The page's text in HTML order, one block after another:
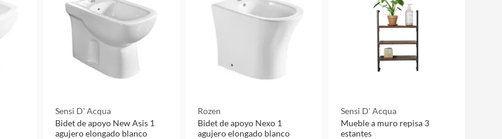
Sensi D' Acqua
Bidet de apoyo New Asis 1
agujero elongado blanco
Rozen
Bidet de apoyo Nexo 1
agujero elongado blanco
Sensi D' Acqua
Mueble a muro repisa 3
estantes